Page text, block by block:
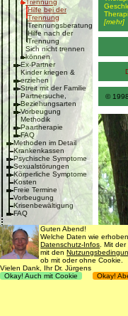
Trennung
Hilfe bei der
Trennung
Trennungsberatung
Hilfe nach der
Trennung
Sich nicht trennen
können
Ex-Partner
Kinder kriegen &
erziehen
Streit mit der Familie
Partnersuche,
Beziehungsarten
Vorbeugung
Methodik
Paartherapie
FAQ
Methoden im Detail
Krankenkassen
Psychische Symptome
Sexualstörungen
Körperliche Symptome
Kosten
Freie Termine
Vorbeugung
Krisenbewältigung
FAQ
[mehr]
©
Guten Abend!
Welche Daten wie
Datenschutz-Infos . Mit
mit den
ob mit oder ohne Cookie.
Vielen Dank, Ihr Dr. Jürgens
Okay! Auch mit Cookie
Okay!